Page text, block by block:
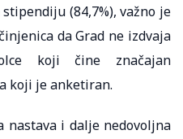
(84,7%), važno je
da Grad ne izdvaja
koji čine značajan
koji je anketiran.
i dalje nedovoljna